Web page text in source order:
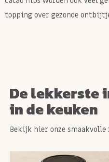
topping over gezonde
De lekkerste
in de keuken
Bekijk hier onze smaakvolle